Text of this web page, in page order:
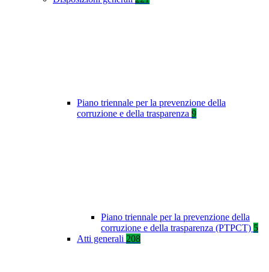
Piano triennale per la prevenzione della
corruzione e della trasparenza 9
Piano triennale per la prevenzione della
corruzione e della trasparenza (PTPCT) 5
Atti generali 208